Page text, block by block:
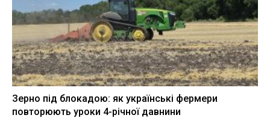
Зерно під блокадою: як українські фермери
повторюють уроки 4-річної давнини